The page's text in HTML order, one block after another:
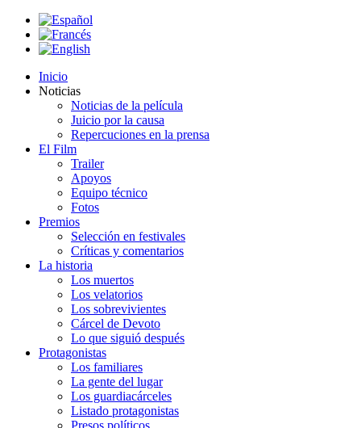
Inicio
Noticias
Noticias de la película
Juicio por la causa
Repercuciones en la prensa
El Film
Trailer
Apoyos
Equipo técnico
Fotos
Premios
Selección en festivales
Críticas y comentarios
La historia
Los muertos
Los velatorios
Los sobrevivientes
Cárcel de Devoto
Lo que siguió después
Protagonistas
Los familiares
La gente del lugar
Los guardiacárceles
Listado protagonistas
Presos políticos